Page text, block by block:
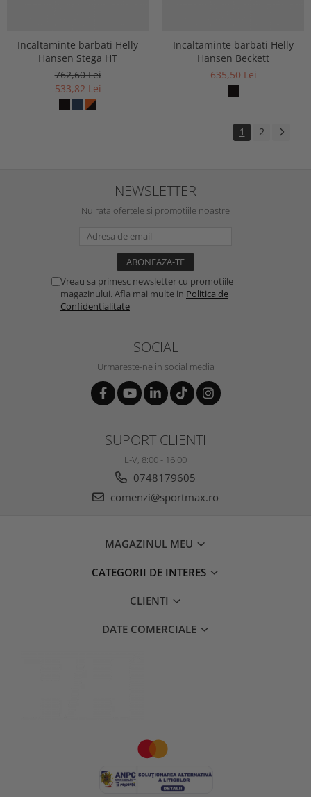
Incaltaminte barbati Helly
Hansen Stega HT
762,60 Lei
533,82 Lei
Incaltaminte barbati Helly
Hansen Beckett
635,50 Lei
1 2
NEWSLETTER
Nu rata ofertele si promotiile noastre
Vreau sa primesc newsletter cu promotiile
magazinului. Afla mai multe in Politica de
Confidentialitate
SOCIAL
Urmareste-ne in social media
SUPORT CLIENTI
L-V, 8:00 - 16:00
0748179605
comenzi@sportmax.ro
MAGAZINUL MEU
CATEGORII DE INTERES
CLIENTI
DATE COMERCIALE